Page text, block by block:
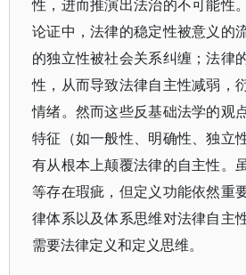
性，进而推演出法治的不可能性
论证中，法律的稳定性被意义的
的独立性被社会关系纠缠；法律
性，从而导致法律自主性减弱，
情绪。然而这些反基础法学的观
特征（如一般性、明确性、独立
有从根本上颠覆法律的自主性。
等存在瑕疵，但定义功能依然重
律体系以及体系思维对法律自主
需要法律定义和定义思维。